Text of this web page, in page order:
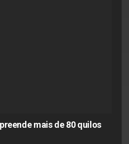
mais de 80 quilos